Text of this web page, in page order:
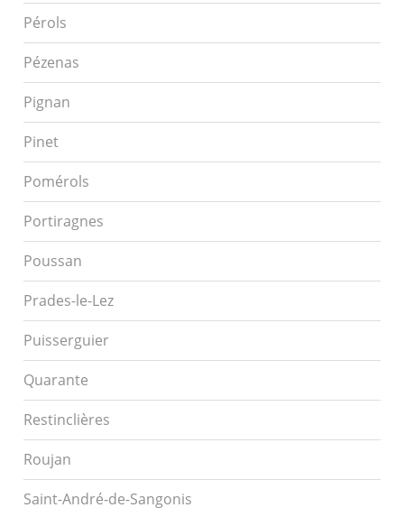
Pérols
Pézenas
Pignan
Pinet
Pomérols
Portiragnes
Poussan
Prades-le-Lez
Puisserguier
Quarante
Restinclières
Roujan
Saint-André-de-Sangonis